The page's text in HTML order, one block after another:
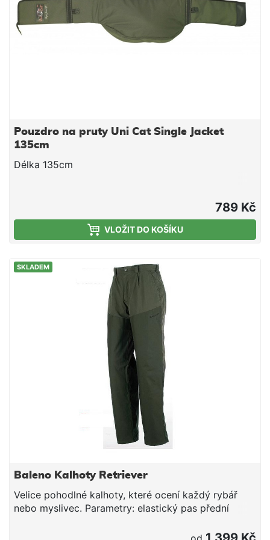
vyzkoušeného zákazníky v průběhu mnoha let.
Baleno se stalo synonymem pro kvalitu, inovaci a
styl, oděvy jsou navrženy speciálně dle požadavků
rybářů. Všechny byly podrobeny dlouhodobým
Pouzdro na pruty Uni Cat Single Jacket
135cm
Délka 135cm
789 Kč
VLOŽIT DO KOŠÍKU
SKLADEM
Baleno Kalhoty Retriever
Velice pohodlné kalhoty, které ocení každý rybář
nebo myslivec. Parametry: elastický pas přední
kapsy kalhot 100% polyester Baleno je jméno značky